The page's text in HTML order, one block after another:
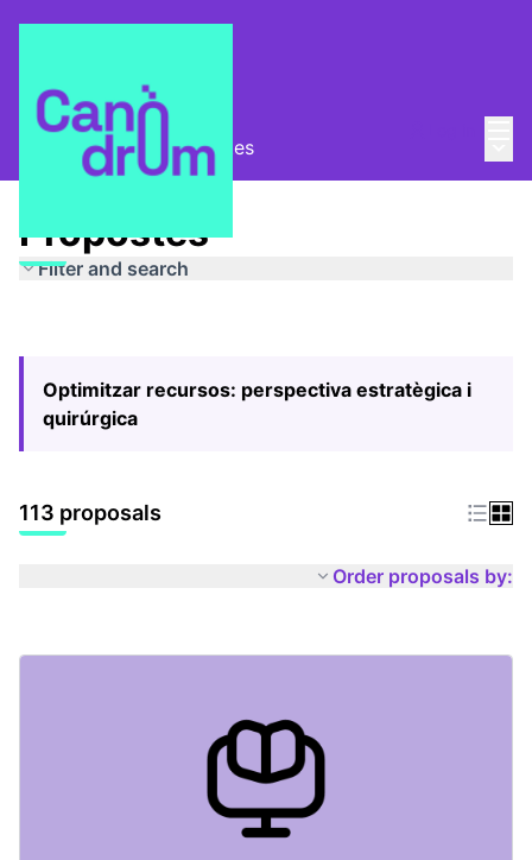
Pla Estratègic Propostes
Propostes
Filter and search
Optimitzar recursos: perspectiva estratègica i
quirúrgica
113 proposals
Order proposals by: